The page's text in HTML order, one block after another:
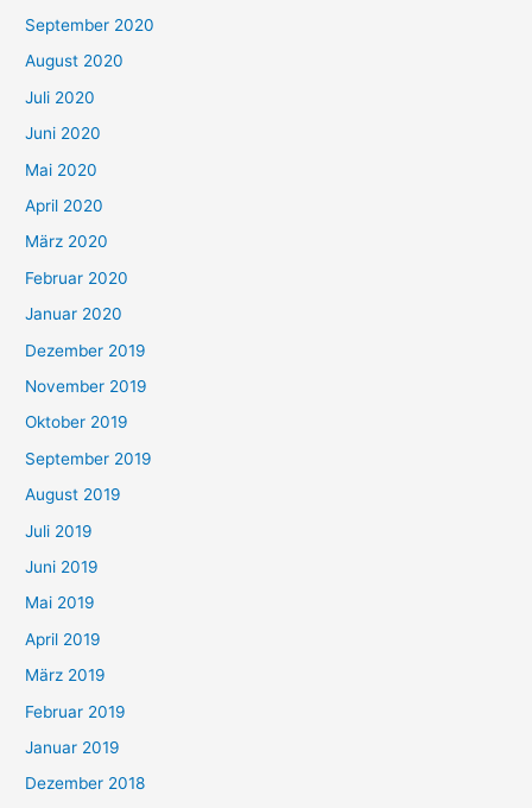
September 2020
August 2020
Juli 2020
Juni 2020
Mai 2020
April 2020
März 2020
Februar 2020
Januar 2020
Dezember 2019
November 2019
Oktober 2019
September 2019
August 2019
Juli 2019
Juni 2019
Mai 2019
April 2019
März 2019
Februar 2019
Januar 2019
Dezember 2018